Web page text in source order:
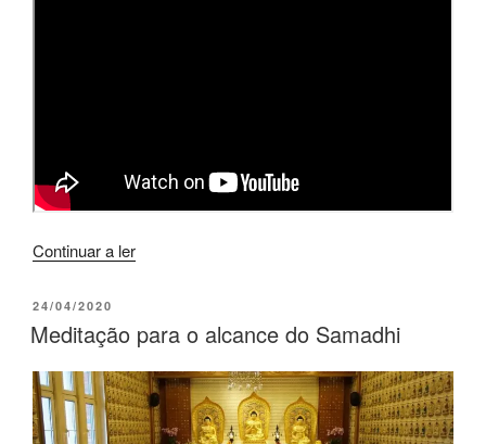
Continuar a ler
24/04/2020
Meditação para o alcance do Samadhi